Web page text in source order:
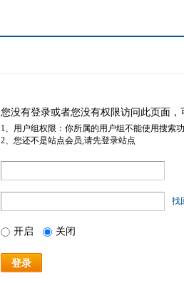
您没有登录或者您没有权限访问此页面
1、用户组权限：你所属的用户组不能使用搜索
2、您还不是站点会员,请先登录站点
找
开启 关闭
登录